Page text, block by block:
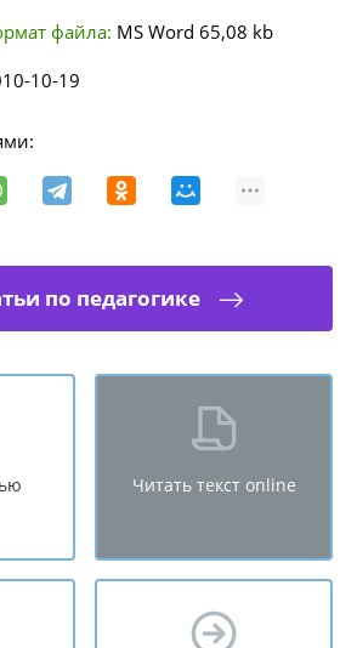
файла: MS Word 65,08 kb
10-19
по педагогике
Читать текст online